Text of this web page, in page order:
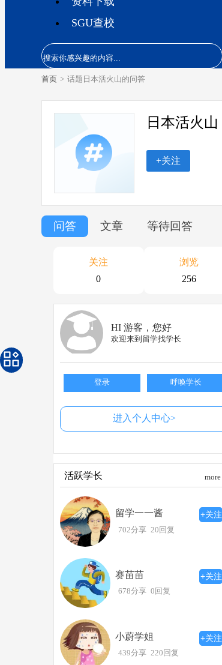
SGU查校
首页 > 话题日本活火山的问答
日本活火山
+关注
问答 文章 等待回答
关注
0
浏览
256
HI 游客，您好
欢迎来到留学找学长
登录 呼唤学长
进入个人中心>
活跃学长 more
留学一一酱 +关注
702分享 20回复
赛苗苗 +关注
678分享 0回复
小蔚学姐 +关注
439分享 220回复